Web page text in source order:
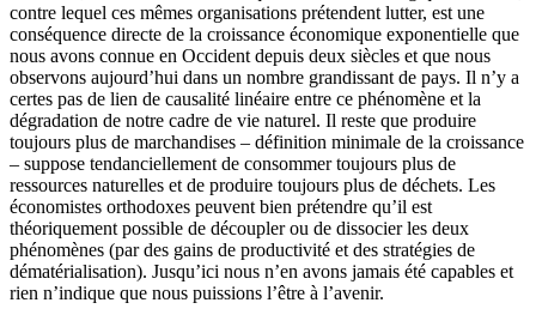
contre lequel ces mêmes organisations prétendent lutter, est une
conséquence directe de la croissance économique exponentielle que
nous avons connue en Occident depuis deux siècles et que nous
observons aujourd’hui dans un nombre grandissant de pays. Il n’y a
certes pas de lien de causalité linéaire entre ce phénomène et la
dégradation de notre cadre de vie naturel. Il reste que produire
toujours plus de marchandises – définition minimale de la croissance
– suppose tendanciellement de consommer toujours plus de
ressources naturelles et de produire toujours plus de déchets. Les
économistes orthodoxes peuvent bien prétendre qu’il est
théoriquement possible de découpler ou de dissocier les deux
phénomènes (par des gains de productivité et des stratégies de
dématérialisation). Jusqu’ici nous n’en avons jamais été capables et
rien n’indique que nous puissions l’être à l’avenir.